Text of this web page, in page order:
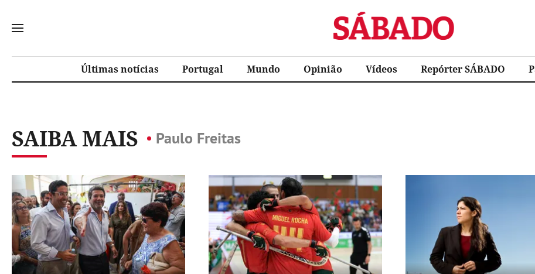
Sábado
Últimas notícias Portugal Mundo Opinião Vídeos Repórter SÁBADO
SAIBA MAIS Paulo Freitas